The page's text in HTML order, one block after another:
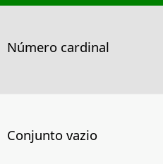
Número cardinal
Conjunto vazio